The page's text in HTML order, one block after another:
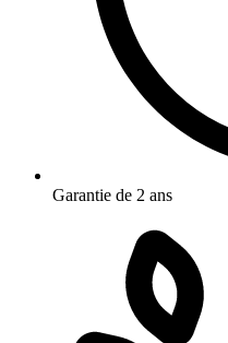
Garantie de 2 ans